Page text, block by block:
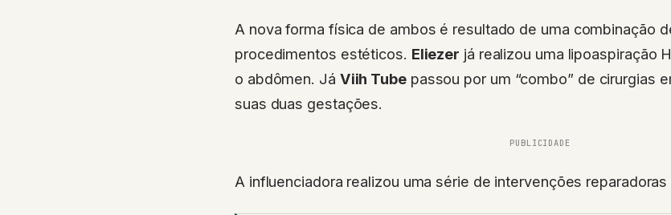
A nova forma física de ambos é resultado de uma combinação
procedimentos estéticos. Eliezer já realizou uma lipoaspiração
o abdômen. Já Viih Tubepassou por um “combo” de cirurgias
suas duas gestações.
PUBLICIDADE
A influenciadora realizou uma série de intervenções